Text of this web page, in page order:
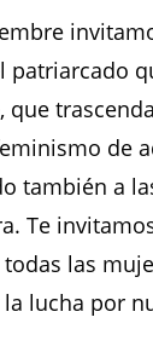
patriarcado
que
de
también a
Te
las
lucha por